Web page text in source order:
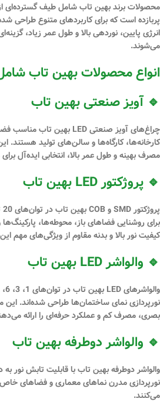
محصولات برند بهین تاب شامل طیف گسترده‌ای
پربازدهاست که برای کاربردهای متنوع طراحی
انرژی پایین، نوردهی بالا و طول عمر زیاد،
می‌شوند.
انواع محصولات بهین تاب
🔹 آویز صنعتی بهین تاب
چراغ‌هایآویز صنعتی LED بهین تاب
مناسب
کارخانه‌ها، کارگاه‌ها و سالن‌های تولید هستند.
مصرف بهینه و طول عمر بالا، انتخابی ایده‌آل
🔹 پروژکتور LED بهین تاب
پروژکتور SMD و COB بهین تاب در توان‌های20 تا 300
برای روشنایی فضاهای باز، محوطه‌ها، پارکینگ‌ها
کیفیت نور بالا و بدنه مقاوم از ویژگی‌های مهم
🔹 والواشر LED بهین تاب
والواشرهای LED بهین تاب در توان‌های 1، 3، 6، 12، 24 و 36 وات
نورپردازینمای ساختمان‌ها طراحی شده‌اند. این
بصری، مصرف کم و عملکرد حرفه‌ای را ارائه
🔹 والواشر دوطرفه بهین تاب
والواشر دوطرفه بهین تاببا قابلیت تابش نور
نورپردازی مدرن نماهای معماری و فضاهای
می‌کنند.